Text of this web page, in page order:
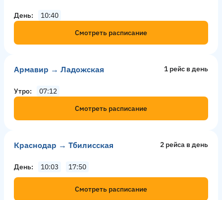
День
10:40
Смотреть расписание
Армавир → Ладожская 1 рейс в день
Утро
07:12
Смотреть расписание
Краснодар → Тбилисская 2 рейсa в день
День 10:03 17:50
Смотреть расписание